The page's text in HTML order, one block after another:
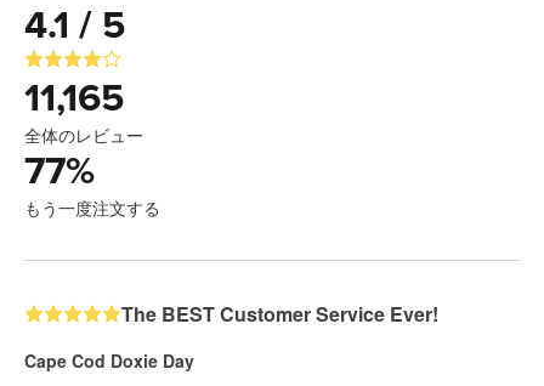
4.1 / 5
11,165
全体のレビュー
77%
もう一度注文する
The BEST Customer Service Ever!
Cape Cod Doxie Day